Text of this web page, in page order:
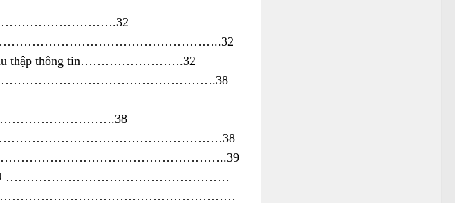
……………………………………………………..32
thu thập thông tin…………………….32
liệu………………………………………………….38
CỨU ………………………………………………
lâm sàng…………………………………………………